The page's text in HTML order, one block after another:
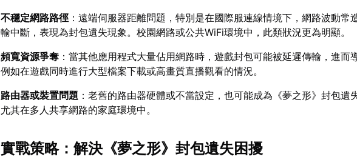
不穩定網路路徑 ：遠端伺服器距離問題，特別是在國際服連線情境下，網路波動常
輸中斷，表現為封包遺失現象。校園網路或公共WiFi環境中，此類狀況更為明顯。
頻寬資源爭奪 ：當其他應用程式大量佔用網路時，遊戲封包可能被延遲傳輸，進而
例如在遊戲同時進行大型檔案下載或高畫質直播觀看的情況。
路由器或裝置問題 ：老舊的路由器硬體或不當設定，也可能成為《夢之形》封包遺
尤其在多人共享網路的家庭環境中。
實戰策略：解決《夢之形》封包遺失困擾